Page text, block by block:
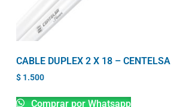
CABLE DUPLEX 2 X 18 – CENTELSA
$ 1.500
Comprar por Whatsapp